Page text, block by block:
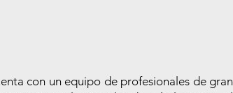
con un equipo de profesionales de gran